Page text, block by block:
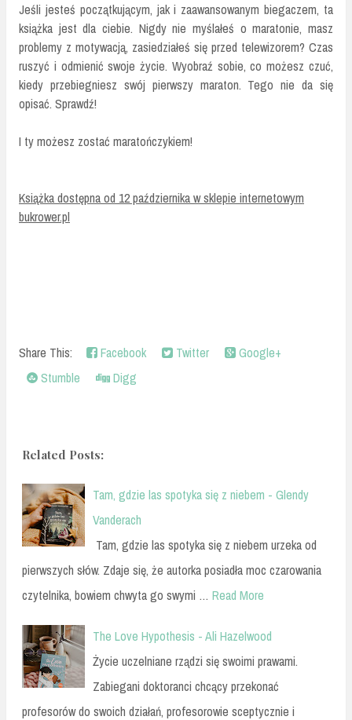
Jeśli jesteś początkującym, jak i zaawansowanym biegaczem, ta
książka jest dla ciebie. Nigdy nie myślałeś o maratonie, masz
problemy z motywacją, zasiedziałeś się przed telewizorem? Czas
ruszyć i odmienić swoje życie. Wyobraź sobie, co możesz czuć,
kiedy przebiegniesz swój pierwszy maraton. Tego nie da się
opisać. Sprawdź!
I ty możesz zostać maratończykiem!
Książka dostępna od 12 października w sklepie internetowym
bukrower.pl
Share This: Facebook Twitter
Google+
Stumble
Digg
Related Posts:
Tam, gdzie las spotyka się z niebem - Glendy
Vanderach
Tam, gdzie las spotyka się z niebem urzeka od
pierwszych słów. Zdaje się, że autorka posiadła moc czarowania
czytelnika, bowiem chwyta go swymi … Read More
The Love Hypothesis - Ali Hazelwood
Życie uczelniane rządzi się swoimi prawami.
Zabiegani doktoranci chcący przekonać
profesorów do swoich działań, profesorowie sceptycznie i